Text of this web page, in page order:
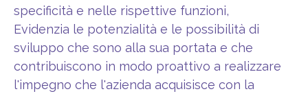
specificità e nelle rispettive funzioni,
Evidenzia le potenzialità e le possibilità di
sviluppo che sono alla sua portata e che
contribuiscono in modo proattivo a realizzare
l'impegno che l'azienda acquisisce con la